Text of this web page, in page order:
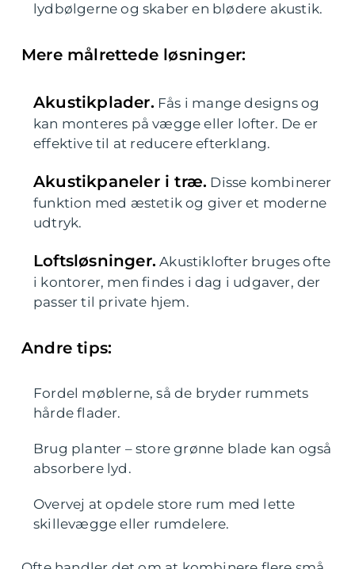
lydbølgerne og skaber en blødere akustik.
Mere målrettede løsninger:
Akustikplader. Fås i mange designs og
kan monteres på vægge eller lofter. De er
effektive til at reducere efterklang.
Akustikpaneler i træ. Disse kombinerer
funktion med æstetik og giver et moderne
udtryk.
Loftsløsninger. Akustiklofter bruges ofte
i kontorer, men findes i dag i udgaver, der
passer til private hjem.
Andre tips:
Fordel møblerne, så de bryder rummets
hårde flader.
Brug planter – store grønne blade kan også
absorbere lyd.
Overvej at opdele store rum med lette
skillevægge eller rumdelere.